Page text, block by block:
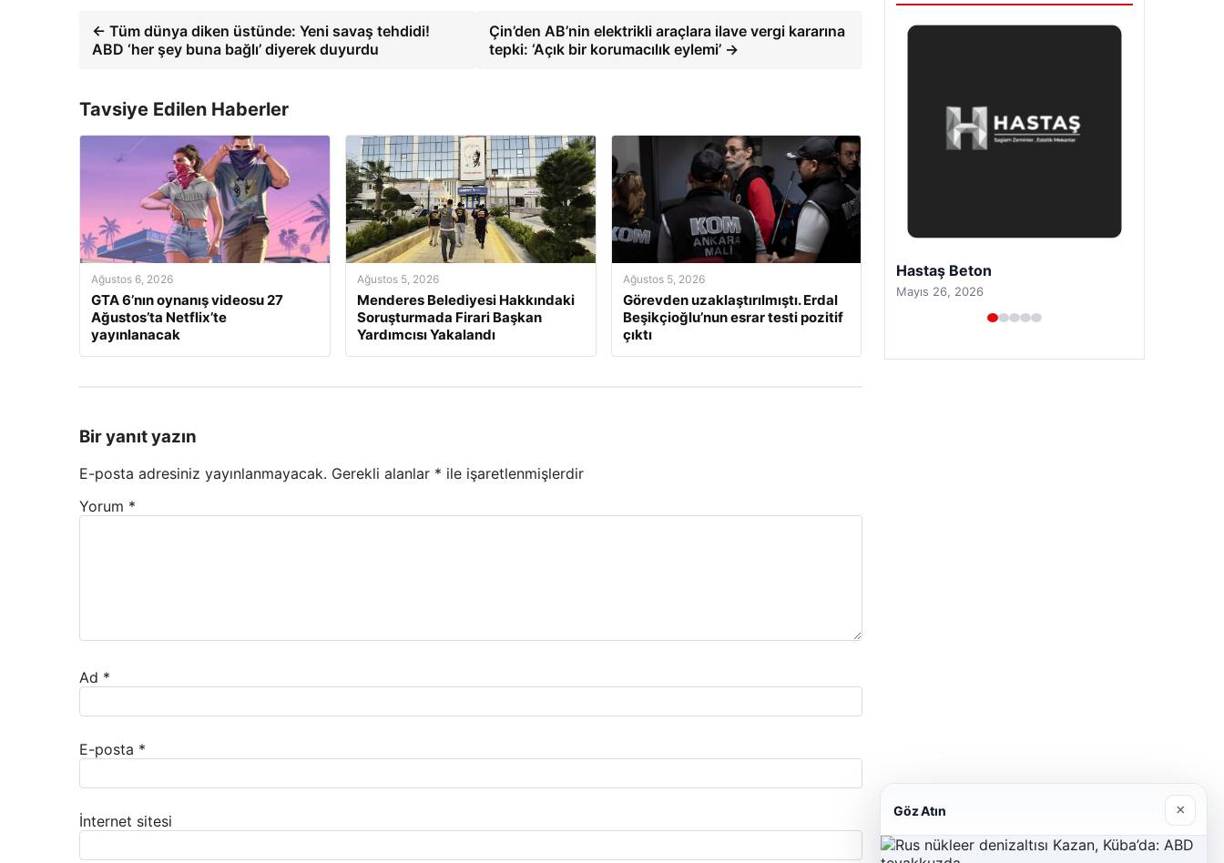
← Tüm dünya diken üstünde: Yeni savaş tehdidi!
ABD ‘her şey buna bağlı’ diyerek duyurdu
Çin’den AB’nin elektrikli araçlara ilave vergi kararına
tepki: ‘Açık bir korumacılık eylemi’ →
Tavsiye Edilen Haberler
Ağustos 6, 2026
GTA 6’nın oynanış videosu 27
Ağustos’ta Netflix’te
yayınlanacak
Ağustos 5, 2026
Menderes Belediyesi Hakkındaki
Soruşturmada Firari Başkan
Yardımcısı Yakalandı
Ağustos 5, 2026
Görevden uzaklaştırılmıştı. Erdal
Beşikçioğlu’nun esrar testi pozitif
çıktı
Bir yanıt yazın
E-posta adresiniz yayınlanmayacak. Gerekli alanlar * ile işaretlenmişlerdir
Yorum *
Ad *
E-posta *
İnternet sitesi
Enes Kaplan Avukatlık Bürosu
Nisan 28, 2026
Göz Atın ×